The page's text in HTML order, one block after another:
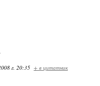
г. 20:35 + в цитатник